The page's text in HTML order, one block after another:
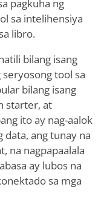
pagkuha ng
sa intelihensiya
libro.
bilang isang
tool sa
bilang isang
starter, at
ito ay nag-aalok
data, ang tunay na
na nagpapaalala
ay lubos na
sa mga